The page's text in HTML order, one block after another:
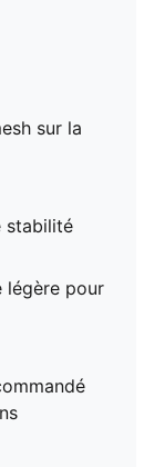
sur la
stabilité
légère pour